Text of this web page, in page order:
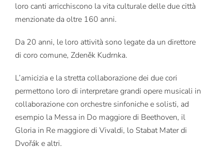
loro canti arricchiscono la vita culturale delle due città
menzionate da oltre 160 anni.
Da 20 anni, le loro attività sono legate da un direttore
di coro comune, Zdeněk Kudrnka.
L’amicizia e la stretta collaborazione dei due cori
permettono loro di interpretare grandi opere musicali in
collaborazione con orchestre sinfoniche e solisti, ad
esempio la Messa in Do maggiore di Beethoven, il
Gloria in Re maggiore di Vivaldi, lo Stabat Mater di
Dvořák e altri.